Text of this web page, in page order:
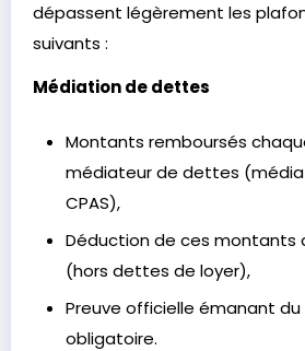
dépassent légèrement les
suivants :
Médiation de dettes
Montants remboursés
médiateur de dettes
CPAS),
Déduction de ces montants
(hors dettes de loyer),
Preuve officielle émanant
obligatoire.